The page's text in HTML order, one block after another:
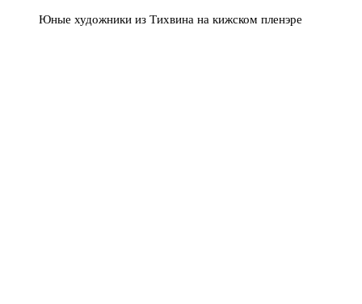
Юные художники из Тихвина на кижском пленэре